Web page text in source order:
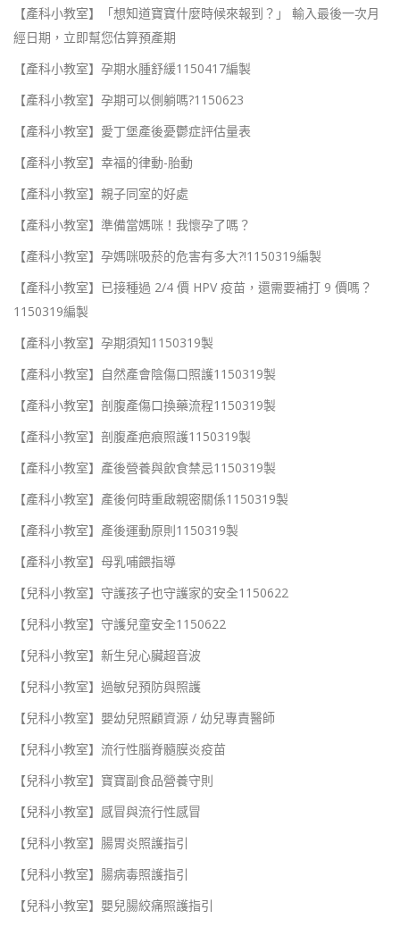
【產科小教室】「想知道寶寶什麼時候來報到？」 輸入最後一次月
經日期，立即幫您估算預產期
【產科小教室】孕期水腫舒緩1150417編製
【產科小教室】孕期可以側躺嗎?1150623
【產科小教室】愛丁堡產後憂鬱症評估量表
【產科小教室】幸福的律動-胎動
【產科小教室】親子同室的好處
【產科小教室】準備當媽咪！我懷孕了嗎？
【產科小教室】孕媽咪吸菸的危害有多大?!1150319編製
【產科小教室】已接種過 2/4 價 HPV 疫苗，還需要補打 9 價嗎？
1150319編製
【產科小教室】孕期須知1150319製
【產科小教室】自然產會陰傷口照護1150319製
【產科小教室】剖腹產傷口換藥流程1150319製
【產科小教室】剖腹產疤痕照護1150319製
【產科小教室】產後營養與飲食禁忌1150319製
【產科小教室】產後何時重啟親密關係1150319製
【產科小教室】產後運動原則1150319製
【產科小教室】母乳哺餵指導
【兒科小教室】守護孩子也守護家的安全1150622
【兒科小教室】守護兒童安全1150622
【兒科小教室】新生兒心臟超音波
【兒科小教室】過敏兒預防與照護
【兒科小教室】嬰幼兒照顧資源 / 幼兒專責醫師
【兒科小教室】流行性腦脊髓膜炎疫苗
【兒科小教室】寶寶副食品營養守則
【兒科小教室】感冒與流行性感冒
【兒科小教室】腸胃炎照護指引
【兒科小教室】腸病毒照護指引
【兒科小教室】嬰兒腸絞痛照護指引